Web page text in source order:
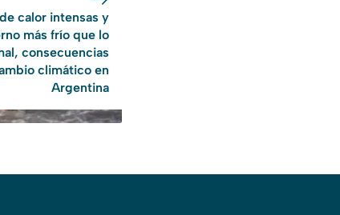
calor intensas y
más frío que lo
consecuencias
climático en
Argentina